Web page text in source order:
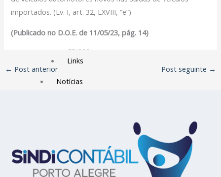
Assessoria Juridica
Vagas/Oportunidades
Cursos
Links
Notícias
importados. (Lv. I, art. 32, LXVIII, “e”)
(Publicado no D.O.E. de 11/05/23, pág. 14)
← Post anterior Post seguinte →